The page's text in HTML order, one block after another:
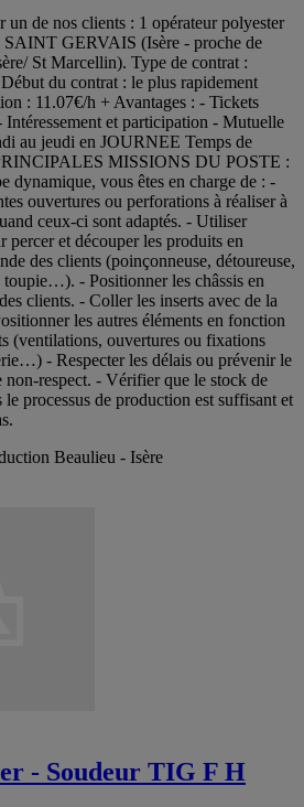
un de nos clients : 1 opérateur polyester
SAINT GERVAIS (Isère - proche de
St Marcellin). Type de contrat :
du contrat : le plus rapidement
: 11.07€/h + Avantages : - Tickets
Intéressement et participation - Mutuelle
au jeudi en JOURNEE Temps de
MISSIONS DU POSTE :
dynamique, vous êtes en charge de : -
ouvertures ou perforations à réaliser à
ceux-ci sont adaptés. - Utiliser
percer et découper les produits en
des clients (poinçonneuse, détoureuse,
toupie…). - Positionner les châssis en
clients. - Coller les inserts avec de la
les autres éléments en fonction
(ventilations, ouvertures ou fixations
- Respecter les délais ou prévenir le
non-respect. - Vérifier que le stock de
le processus de production est suffisant et
Beaulieu - Isère
- Soudeur TIG F H